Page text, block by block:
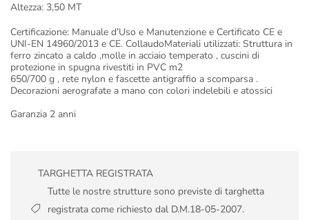
Altezza: 3,50 MT
Certificazione: Manuale d’Uso e Manutenzione e Certificato CE e
UNI-EN 14960/2013 e CE. CollaudoMateriali utilizzati: Struttura in
ferro zincato a caldo ,molle in acciaio temperato , cuscini di
protezione in spugna rivestiti in PVC m2
650/700 g , rete nylon e fascette antigraffio a scomparsa .
Decorazioni aerografate a mano con colori indelebili e atossici
Garanzia 2 anni
TARGHETTA REGISTRATA
Tutte le nostre strutture sono previste di targhetta
registrata come richiesto dal D.M.18-05-2007.